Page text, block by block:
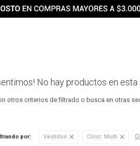
No hay productos en esta
otros criterios de filtrado o busca en otras
por: Vestidos Color: Multi